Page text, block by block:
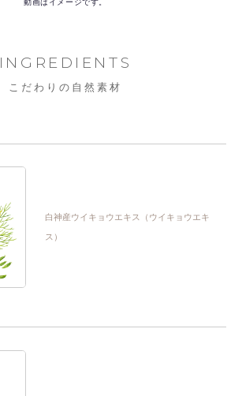
INGREDIENTS
こだわりの自然素材
白神産ウイキョウエキス（ウイキョウエキ
ス）